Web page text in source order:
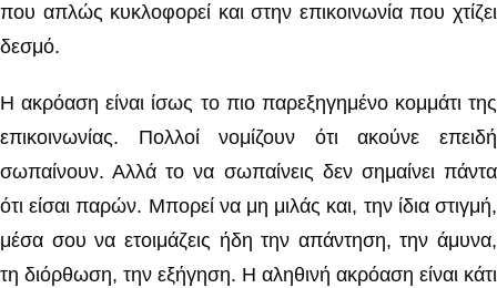
που απλώς κυκλοφορεί και στην επικοινωνία που χτίζει
δεσμό.
Η ακρόαση είναι ίσως το πιο παρεξηγημένο κομμάτι της
επικοινωνίας. Πολλοί νομίζουν ότι ακούνε επειδή
σωπαίνουν. Αλλά το να σωπαίνεις δεν σημαίνει πάντα
ότι είσαι παρών. Μπορεί να μη μιλάς και, την ίδια στιγμή,
μέσα σου να ετοιμάζεις ήδη την απάντηση, την άμυνα,
τη διόρθωση, την εξήγηση. Η αληθινή ακρόαση είναι κάτι